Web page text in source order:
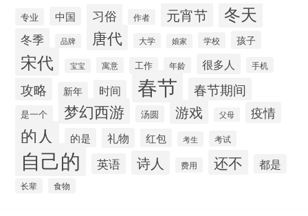
专业 中国 习俗 作者 元宵节 冬天
冬季 品牌 唐代 大学 娘家 学校 孩子
宋代 宝宝 寓意 工作 年龄 很多人 手机
攻略 新年 时间 春节 春节期间
是一个 梦幻西游 汤圆 游戏 父母 疫情
的人 的是 礼物 红包 考生 考试
自己的 英语 诗人 费用 还不 都是
长辈 食物